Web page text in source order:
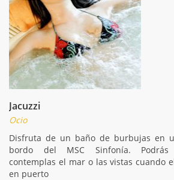
Jacuzzi
Ocio
Disfruta de un baño de burbujas en
bordo del MSC Sinfonía. Podrás
contemplas el mar o las vistas cuando
en puerto